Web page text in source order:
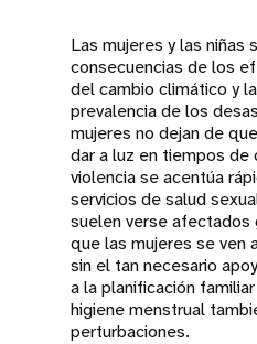
Las mujeres y las niñas
consecuencias de los
del cambio climático y
prevalencia de los
mujeres no dejan de
dar a luz en tiempos de
violencia se acentúa
servicios de salud
suelen verse afectados
que las mujeres se ven
sin el tan necesario
a la planificación
higiene menstrual
perturbaciones.